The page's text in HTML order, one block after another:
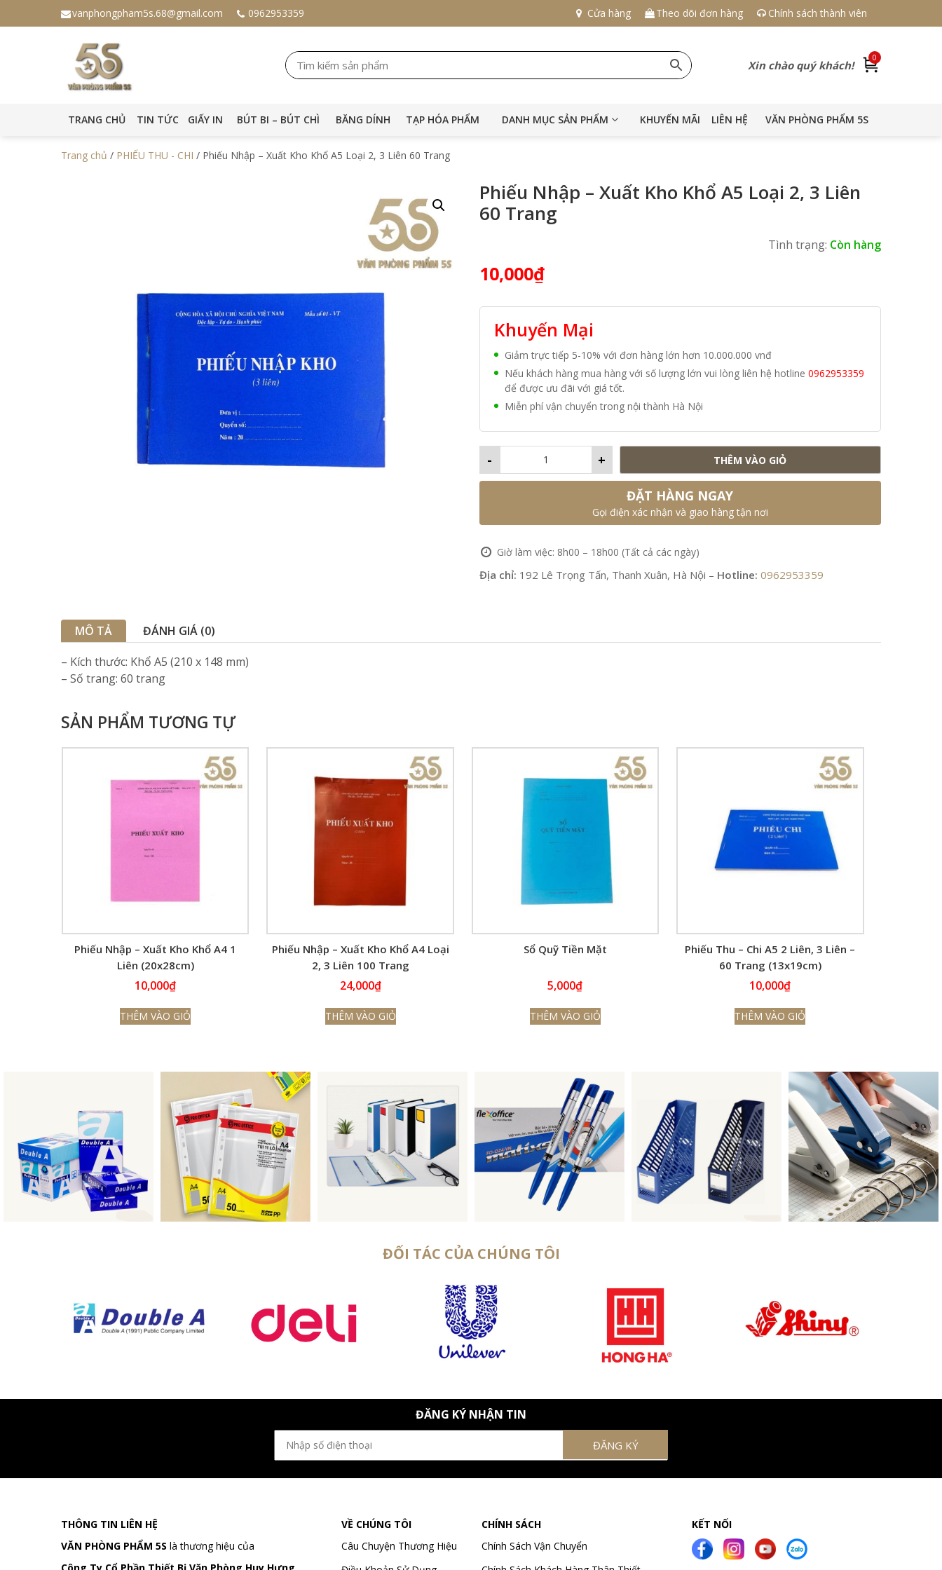
vanphongpham5s.68@gmail.com 0962953359 Cửa hàng Theo dõi đơn hàng Chính sách thành viên
Xin chào quý khách!
0
TRANG CHỦ TIN TỨC GIẤY IN BÚT BI – BÚT CHÌ BĂNG DÍNH TẠP HÓA PHẨM DANH MỤC SẢN PHẨM KHUYẾN MÃI LIÊN HỆ VĂN PHÒNG PHẨM 5S
Trang chủ / PHIẾU THU - CHI / Phiếu Nhập – Xuất Kho Khổ A5 Loại 2, 3 Liên 60 Trang
Phiếu Nhập – Xuất Kho Khổ A5 Loại 2, 3 Liên
60 Trang
Tình trạng: Còn hàng
10,000₫
Khuyến Mại
Giảm trực tiếp 5-10% với đơn hàng lớn hơn 10.000.000 vnđ
Nếu khách hàng mua hàng với số lượng lớn vui lòng liên hệ hotline 0962953359
để được ưu đãi với giá tốt.
Miễn phí vận chuyển trong nội thành Hà Nội
+
- THÊM VÀO GIỎ
ĐẶT HÀNG NGAY
Gọi điện xác nhận và giao hàng tận nơi
Giờ làm việc: 8h00 – 18h00 (Tất cả các ngày)
Địa chỉ: 192 Lê Trọng Tấn, Thanh Xuân, Hà Nội – Hotline: 0962953359
MÔ TẢ
ĐÁNH GIÁ (0)
– Kích thước: Khổ A5 (210 x 148 mm)
– Số trang: 60 trang
SẢN PHẨM TƯƠNG TỰ
Phiếu Nhập – Xuất Kho Khổ A4 1
Liên (20x28cm)
10,000₫
THÊM VÀO GIỎ
Phiếu Nhập – Xuất Kho Khổ A4 Loại
2, 3 Liên 100 Trang
24,000₫
THÊM VÀO GIỎ
Sổ Quỹ Tiền Mặt
5,000₫
THÊM VÀO GIỎ
Phiếu Thu – Chi A5 2 Liên, 3 Liên –
60 Trang (13x19cm)
10,000₫
THÊM VÀO GIỎ
ĐỐI TÁC CỦA CHÚNG TÔI
ĐĂNG KÝ NHẬN TIN
THÔNG TIN LIÊN HỆ
VĂN PHÒNG PHẨM 5S là thương hiệu của
VỀ CHÚNG TÔI
Câu Chuyện Thương Hiệu
CHÍNH SÁCH
Chính Sách Vận Chuyển
KẾT NỐI